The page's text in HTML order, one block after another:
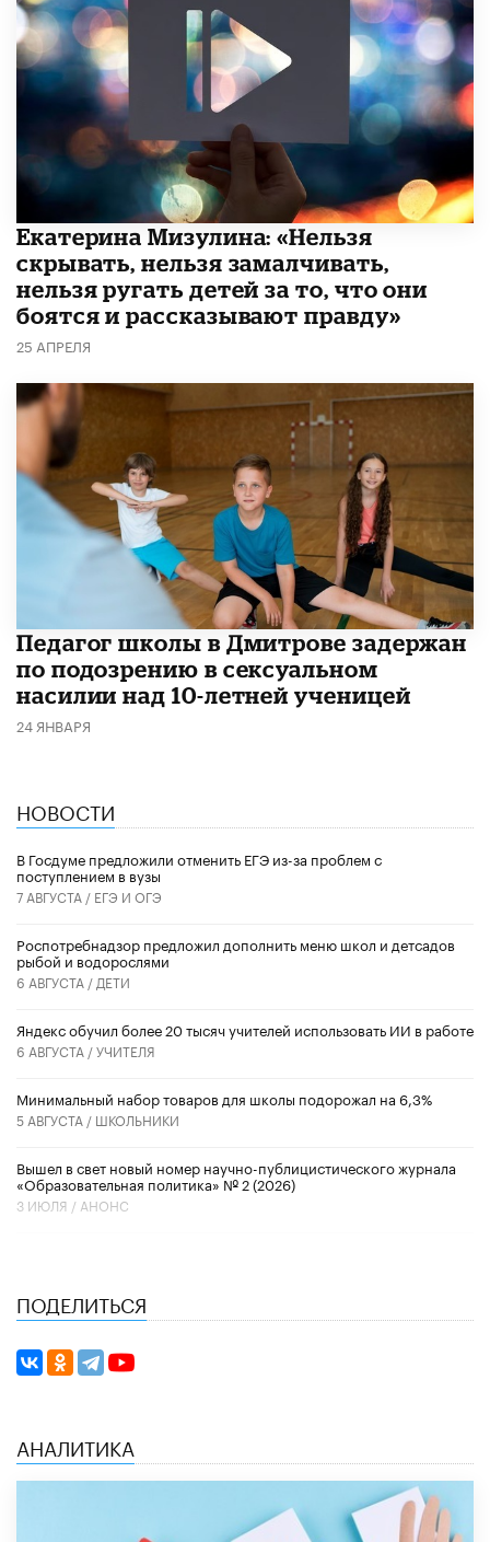
Екатерина Мизулина: «Нельзя
скрывать, нельзя замалчивать,
нельзя ругать детей за то, что они
боятся и рассказывают правду»
25 АПРЕЛЯ
Педагог школы в Дмитрове задержан
по подозрению в сексуальном
насилии над 10-летней ученицей
24 ЯНВАРЯ
НОВОСТИ
В Госдуме предложили отменить ЕГЭ из-за проблем с
поступлением в вузы
7 АВГУСТА / ЕГЭ И ОГЭ
Роспотребнадзор предложил дополнить меню школ и детсадов
рыбой и водорослями
6 АВГУСТА / ДЕТИ
​Яндекс обучил более 20 тысяч учителей использовать ИИ в работе
6 АВГУСТА /УЧИТЕЛЯ
Минимальный набор товаров для школы подорожал на 6,3%
5 АВГУСТА / ШКОЛЬНИКИ
Вышел в свет новый номер научно-публицистического журнала
«Образовательная политика» № 2 (2026)
3 ИЮЛЯ / АНОНС
ПОДЕЛИТЬСЯ
АНАЛИТИКА